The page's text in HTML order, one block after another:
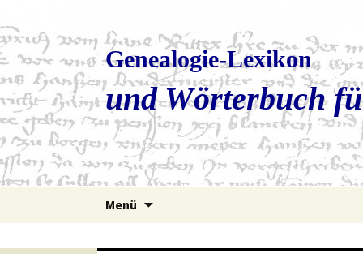
Genealogie-Lexikon
und Wörterbuch
Menü